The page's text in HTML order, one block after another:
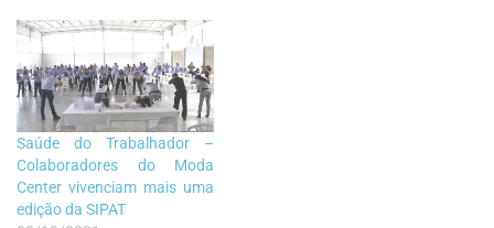
Saúde do Trabalhador –
Colaboradores do Moda
Center vivenciam mais uma
edição da SIPAT